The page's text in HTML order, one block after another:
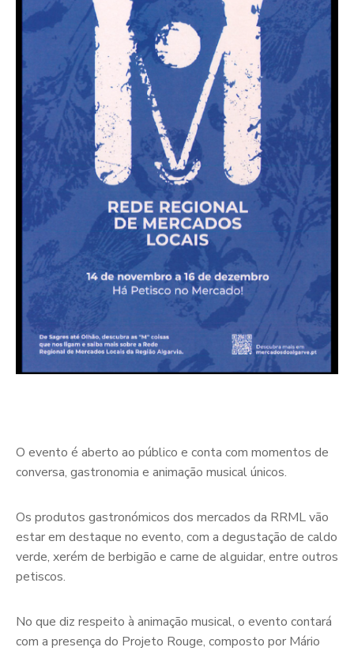
O evento é aberto ao público e conta com momentos de
conversa, gastronomia e animação musical únicos.
Os produtos gastronómicos dos mercados da RRML vão
estar em destaque no evento, com a degustação de caldo
verde, xerém de berbigão e carne de alguidar, entre outros
petiscos.
No que diz respeito à animação musical, o evento contará
com a presença do Projeto Rouge, composto por Mário